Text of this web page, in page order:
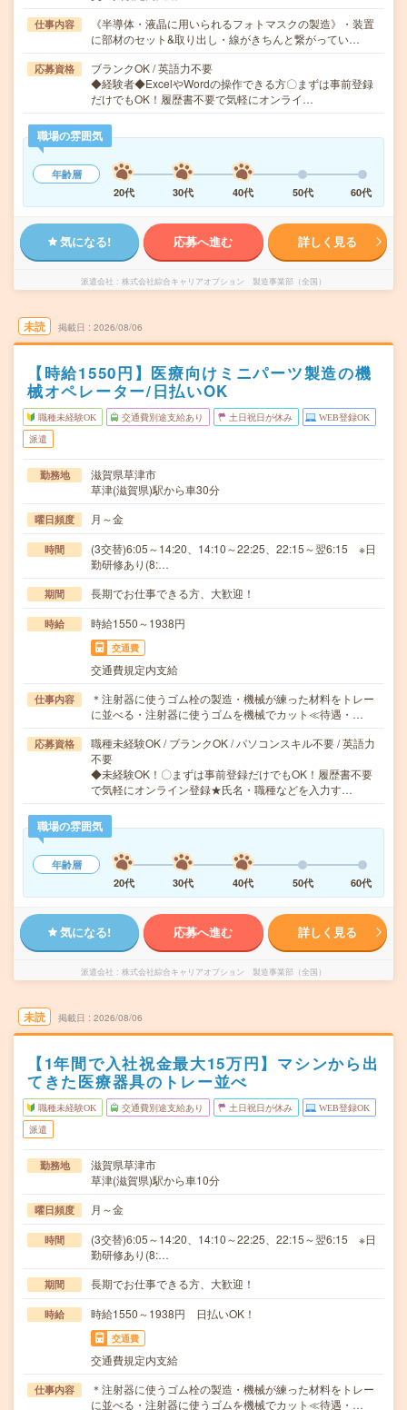
仕事内容
《半導体・液晶に用いられるフォトマスクの製造》・装置
に部材のセット&取り出し・線がきちんと繋がってい…
応募資格
ブランクOK / 英語力不要
◆経験者◆ExcelやWordの操作できる方〇まずは事前登録
だけでもOK！履歴書不要で気軽にオンライ…
職場の雰囲気
年齢層
20代
30代 40代 50代 60代
気になる! 応募へ進む 詳しく見る
派遣会社 株式会社綜合キャリアオプション 製造事業部（全国）
未読 掲載日 2026/08/06
【時給1550円】医療向けミニパーツ製造の機
械オペレーター/日払いOK
職種未経験OK 交通費別途支給あり 土日祝日が休み WEB登録OK
派遣
勤務地
滋賀県草津市
草津(滋賀県)駅から車30分
曜日頻度 月～金
時間
(3交替)6:05～14:20、14:10～22:25、22:15～翌6:15 ※日
勤研修あり(8:…
期間 長期でお仕事できる方、大歓迎！
時給 時給1550～1938円
交通費
交通費規定内支給
仕事内容
＊注射器に使うゴム栓の製造・機械が練った材料をトレー
に並べる・注射器に使うゴムを機械でカット≪待遇・…
応募資格
職種未経験OK / ブランクOK / パソコンスキル不要 / 英語力
不要
◆未経験OK！〇まずは事前登録だけでもOK！履歴書不要
で気軽にオンライン登録★氏名・職種などを入力す…
職場の雰囲気
年齢層
20代
30代 40代 50代 60代
気になる! 応募へ進む 詳しく見る
派遣会社 株式会社綜合キャリアオプション 製造事業部（全国）
未読 掲載日 2026/08/06
【1年間で入社祝金最大15万円】マシンから出
てきた医療器具のトレー並べ
職種未経験OK 交通費別途支給あり 土日祝日が休み WEB登録OK
派遣
勤務地
滋賀県草津市
草津(滋賀県)駅から車10分
曜日頻度 月～金
時間
(3交替)6:05～14:20、14:10～22:25、22:15～翌6:15 ※日
勤研修あり(8:…
期間 長期でお仕事できる方、大歓迎！
時給 時給1550～1938円 日払いOK！
交通費
交通費規定内支給
仕事内容
＊注射器に使うゴム栓の製造・機械が練った材料をトレー
に並べる・注射器に使うゴムを機械でカット≪待遇・…